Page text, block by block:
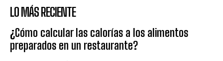
LO MÁS RECIENTE
¿Cómo calcular las calorías a los alimentos
preparados en un restaurante?